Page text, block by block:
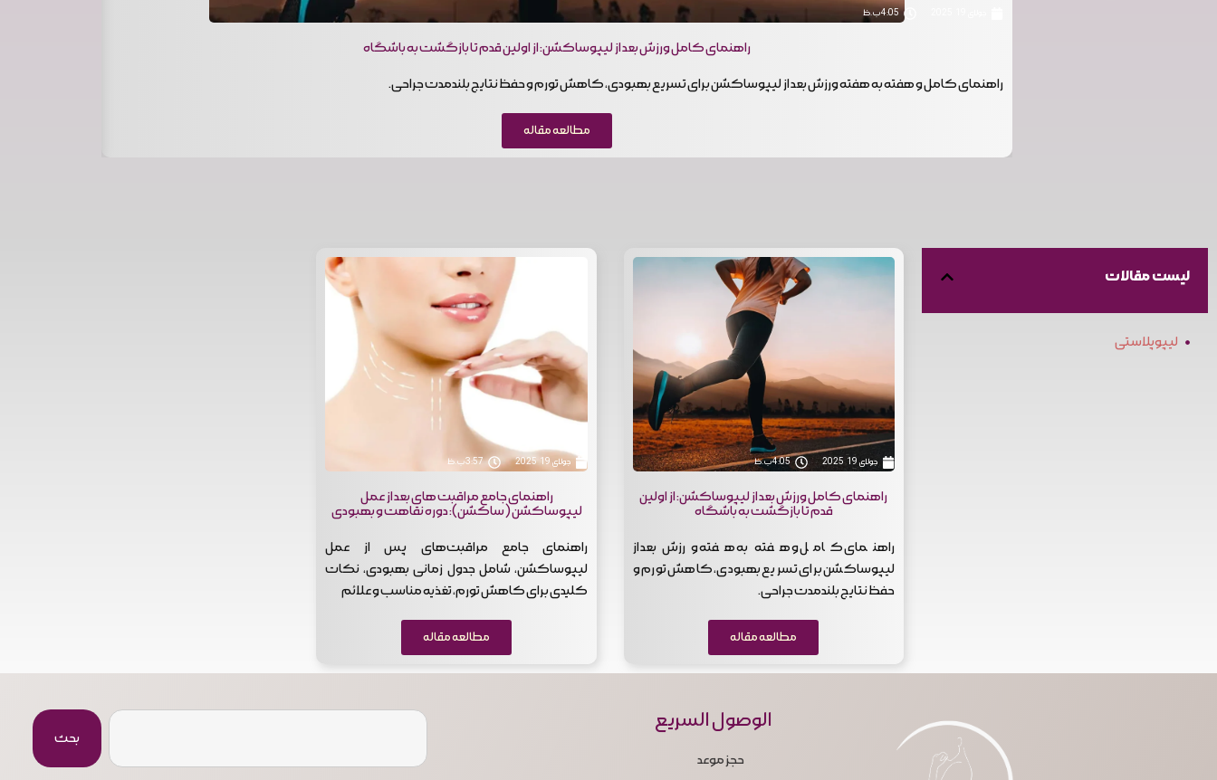
4:05 ب.ظ
راهنمای کامل ورزش بعد از لیپوساکشن: از اولین قدم تا بازگشت به باشگاه
راهنمای کامل و هفته به هفته ورزش بعد از لیپوساکشن برای تسریع بهبودی، کاهش تورم و حفظ نتایج بلندمدت جراحی.
مطالعه مقاله
لیست مقالات
لیپوپلاستی
جولای 19, 2025 4:05 ب.ظ
راهنمای کامل ورزش بعد از لیپوساکشن: از اولین
قدم تا بازگشت به باشگاه
راهنمای کامل و هفته به هفته ورزش بعد از
لیپوساکشن برای تسریع بهبودی، کاهش تورم و
حفظ نتایج بلندمدت جراحی.
مطالعه مقاله
جولای 19, 2025 3:57 ب.ظ
راهنمای جامع مراقبت های بعد از عمل
لیپوساکشن (ساکشن): دوره نقاهت و بهبودی
راهنمای جامع مراقبت‌های پس از عمل
لیپوساکشن، شامل جدول زمانی بهبودی، نکات
کلیدی برای کاهش تورم، تغذیه مناسب و علائم
مطالعه مقاله
الوصول السريع
حجز موعد
بحث